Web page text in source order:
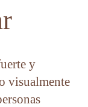
y
visualmente